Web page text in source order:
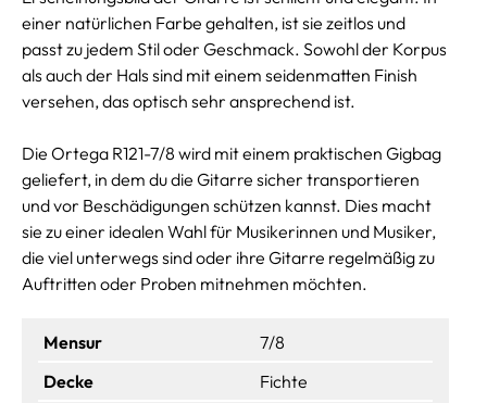
einer natürlichen Farbe gehalten, ist sie zeitlos und
passt zu jedem Stil oder Geschmack. Sowohl der Korpus
als auch der Hals sind mit einem seidenmatten Finish
versehen, das optisch sehr ansprechend ist.
Die Ortega R121-7/8 wird mit einem praktischen Gigbag
geliefert, in dem du die Gitarre sicher transportieren
und vor Beschädigungen schützen kannst. Dies macht
sie zu einer idealen Wahl für Musikerinnen und Musiker,
die viel unterwegs sind oder ihre Gitarre regelmäßig zu
Auftritten oder Proben mitnehmen möchten.
Mensur
7/8
Decke
Fichte